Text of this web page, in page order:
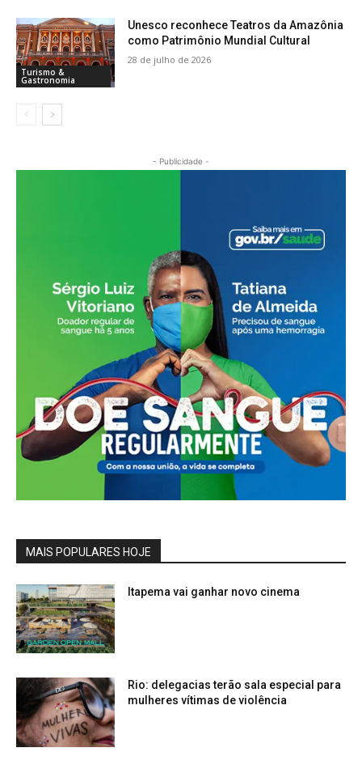
Turismo &
Gastronomia
Unesco reconhece Teatros da Amazônia
como Patrimônio Mundial Cultural
28 de julho de 2026
- Publicidade -
MAIS POPULARES HOJE
Itapema vai ganhar novo cinema
Rio: delegacias terão sala especial para
mulheres vítimas de violência